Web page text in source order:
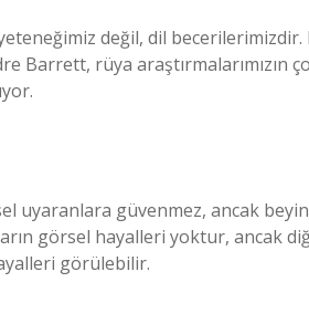
değil, dil becerilerimizdir.
Barrett, rüya araştırmalarımızın
uyaranlara güvenmez, ancak
görsel hayalleri yoktur, ancak
görülebilir.